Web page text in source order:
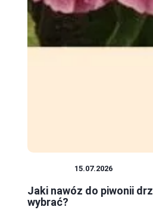
15.07.2026
Jaki nawóz do piwonii
wybrać?